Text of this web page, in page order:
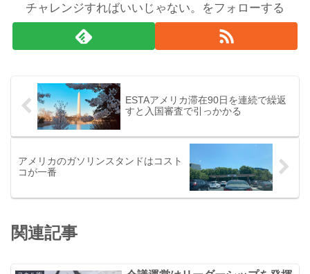
チャレンジすればいいじゃない。をフォローする
ESTAアメリカ滞在90日を連続で繰返
すと入国審査で引っかかる
アメリカのガソリンスタンドはコスト
コが一番
関連記事